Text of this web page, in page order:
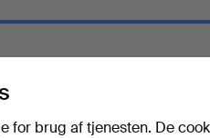
for brug af tjenesten. De